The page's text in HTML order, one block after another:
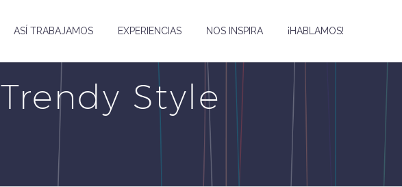
ASÍ TRABAJAMOS EXPERIENCIAS NOS INSPIRA ¡HABLAMOS!
Trendy Style